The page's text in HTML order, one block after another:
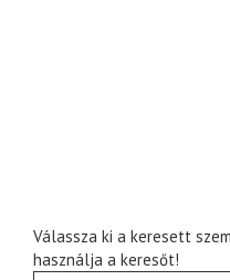
Válassza ki a keresett
használja a keresőt!